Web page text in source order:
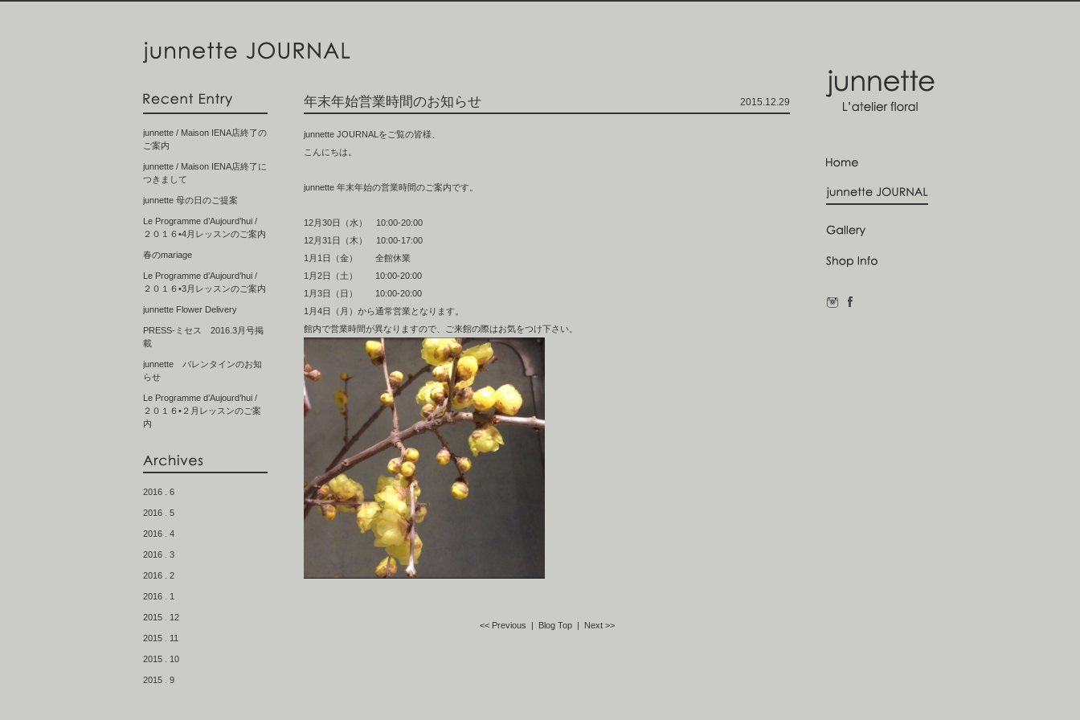
junnette / Maison IENA店終了の
ご案内
junnette / Maison IENA店終了に
つきまして
junnette 母の日のご提案
Le Programme d’Aujourd’hui /
２０１６•4月レッスンのご案内
春のmariage
Le Programme d’Aujourd’hui /
２０１６•3月レッスンのご案内
junnette Flower Delivery
PRESS-ミセス 2016.3月号掲
載
junnette バレンタインのお知
らせ
Le Programme d’Aujourd’hui /
２０１６•２月レッスンのご案
内
2016 . 6
2016 . 5
2016 . 4
2016 . 3
2016 . 2
2016 . 1
2015 . 12
2015 . 11
2015 . 10
2015 . 9
年末年始営業時間のお知らせ 2015.12.29
junnette JOURNALをご覧の皆様、
こんにちは。
junnette 年末年始の営業時間のご案内です。
12月30日（水） 10:00-20:00
12月31日（木） 10:00-17:00
1月1日（金） 全館休業
1月2日（土） 10:00-20:00
1月3日（日） 10:00-20:00
1月4日（月）から通常営業となります。
館内で営業時間が異なりますので、ご来館の際はお気をつけ下さい。
<< Previous | Blog Top | Next >>